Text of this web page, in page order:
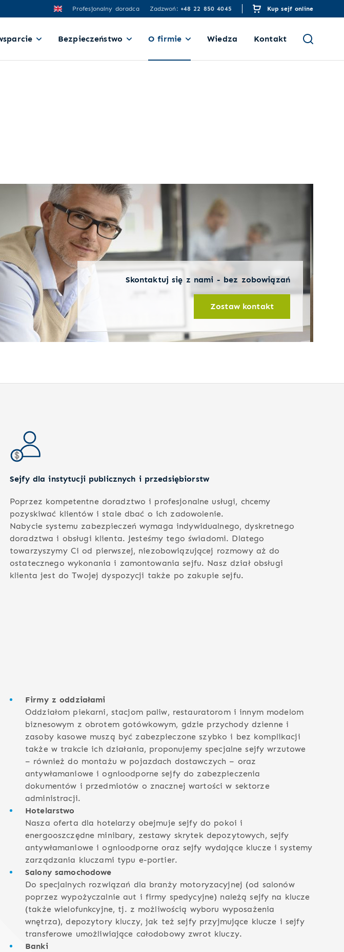
Profesjonalny doradca Zadzwoń: +48 22 850 4045 Kup sejf online
Bezpieczeństwo O firmie Wiedza Kontakt
Skontaktuj się z nami - bez zobowiązań
Zostaw kontakt
Sejfy dla instytucji publicznych i przedsiębiorstw
Poprzez kompetentne doradztwo i profesjonalne usługi, chcemy
pozyskiwać klientów i stale dbać o ich zadowolenie.
Nabycie systemu zabezpieczeń wymaga indywidualnego, dyskretnego
doradztwa i obsługi klienta. Jesteśmy tego świadomi. Dlatego
towarzyszymy Ci od pierwszej, niezobowiązującej rozmowy aż do
ostatecznego wykonania i zamontowania sejfu. Nasz dział obsługi
klienta jest do Twojej dyspozycji także po zakupie sejfu.
Firmy z oddziałami
Oddziałom piekarni, stacjom paliw, restauratorom i innym modelom
biznesowym z obrotem gotówkowym, gdzie przychody dzienne i
zasoby kasowe muszą być zabezpieczone szybko i bez komplikacji
także w trakcie ich działania, proponujemy specjalne sejfy wrzutowe
– również do montażu w pojazdach dostawczych – oraz
antywłamaniowe i ognioodporne sejfy do zabezpieczenia
dokumentów i przedmiotów o znacznej wartości w sektorze
administracji.
Hotelarstwo
Nasza oferta dla hotelarzy obejmuje sejfy do pokoi i
energooszczędne minibary, zestawy skrytek depozytowych, sejfy
antywłamaniowe i ognioodporne oraz sejfy wydające klucze i systemy
zarządzania kluczami typu e-portier.
Salony samochodowe
Do specjalnych rozwiązań dla branży motoryzacyjnej (od salonów
poprzez wypożyczalnie aut i firmy spedycyjne) należą sejfy na klucze
(także wielofunkcyjne, tj. z możliwością wyboru wyposażenia
wnętrza), depozytory kluczy, jak też sejfy przyjmujące klucze i sejfy
transferowe umożliwiające całodobowy zwrot kluczy.
Banki